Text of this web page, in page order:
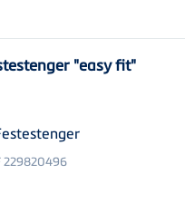
"easy fit"
229820496